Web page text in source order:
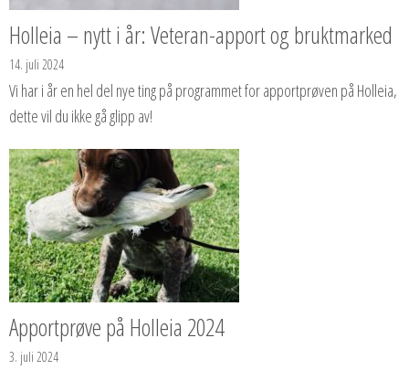
Holleia – nytt i år: Veteran-apport og bruktmarked
14. juli 2024
Vi har i år en hel del nye ting på programmet for apportprøven på Holleia,
dette vil du ikke gå glipp av!
Apportprøve på Holleia 2024
3. juli 2024